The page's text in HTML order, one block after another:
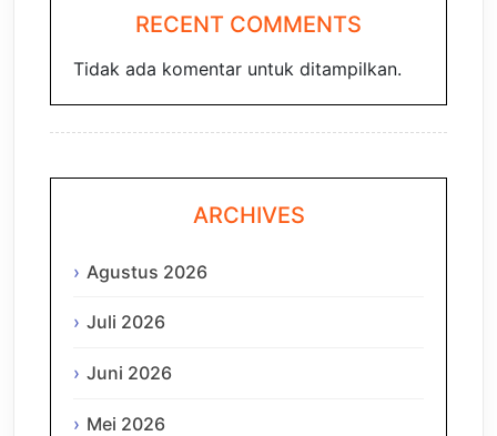
RECENT COMMENTS
Tidak ada komentar untuk ditampilkan.
ARCHIVES
Agustus 2026
Juli 2026
Juni 2026
Mei 2026